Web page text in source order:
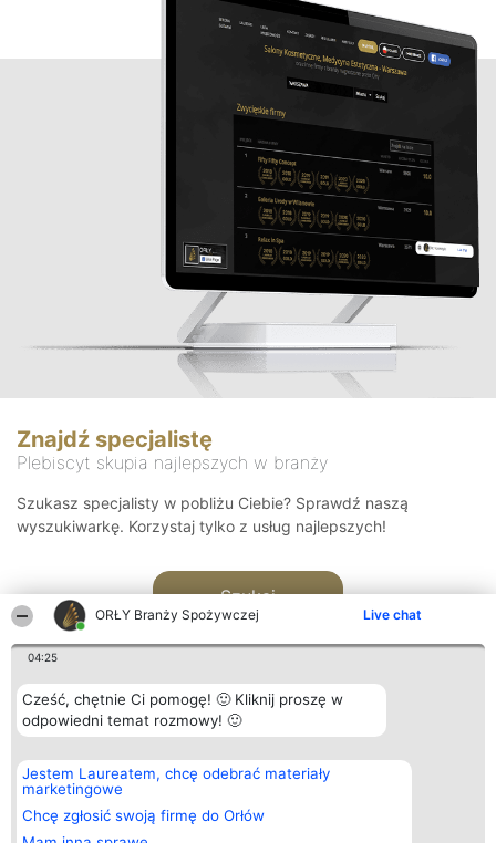
ORŁY Branży Spożywczej Live chat
04:25
Cześć, chętnie Ci pomogę! 🙂 Kliknij proszę w
odpowiedni temat rozmowy! 🙂
Jestem Laureatem, chcę odebrać materiały
marketingowe
Chcę zgłosić swoją firmę do Orłów
Znajdź specjalistę
Plebiscyt skupia najlepszych w branży
Szukasz specjalisty w pobliżu Ciebie? Sprawdź naszą
wyszukiwarkę. Korzystaj tylko z usług najlepszych!
Szukaj
Organizator plebiscytu
Bright Side Solutions sp. z o.
o. sp. k.
ul. Ruska 22
Wrocław 50-079
Plebiscyt
Laureaci
wszystkich
Laureatów
Kontakt
Kontakt